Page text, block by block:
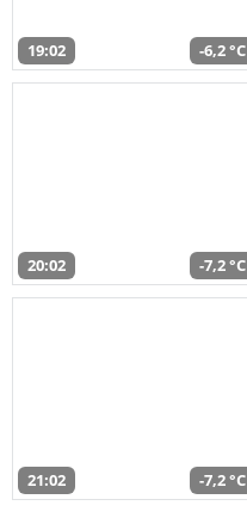
19:02 -6,2 °C
20:02 -7,2 °C
21:02 -7,2 °C